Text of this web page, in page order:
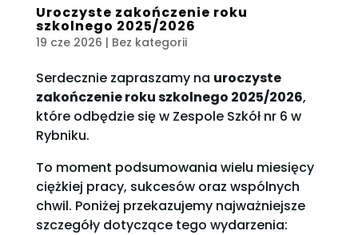
Uroczyste zakończenie roku
szkolnego 2025/2026
19 cze 2026 | Bez kategorii
Serdecznie zapraszamy na uroczyste
zakończenie roku szkolnego 2025/2026,
które odbędzie się w Zespole Szkół nr 6 w
Rybniku.
To moment podsumowania wielu miesięcy
ciężkiej pracy, sukcesów oraz wspólnych
chwil. Poniżej przekazujemy najważniejsze
szczegóły dotyczące tego wydarzenia: